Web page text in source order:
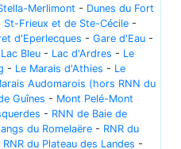
Merlimont - Dunes du Fort
St-Frieux et de Ste-Cécile -
d'Eperlecques - Gare d'Eau -
Lac Bleu - Lac d'Ardres - Le
- Le Marais d'Athies - Le
Audomarois (hors RNN du
Guînes - Mont Pelé-Mont
- RNN de Baie de
du Romelaëre - RNR du
RNR du Plateau des Landes -